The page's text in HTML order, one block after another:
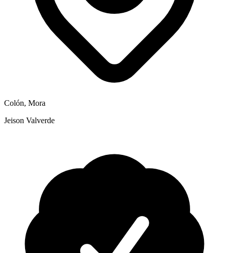
Colón, Mora
Jeison Valverde